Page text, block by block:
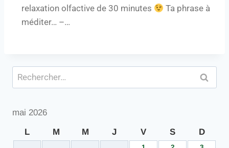
relaxation olfactive de 30 minutes
Ta phrase à
méditer… –…
mai 2026
L M M J V S D